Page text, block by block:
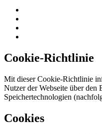
Cookie-Richtlinie
Mit dieser Cookie-Richtlinie
Nutzer der Webseite über den
Speichertechnologien
Cookies